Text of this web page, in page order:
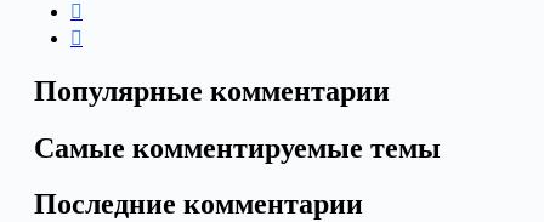
Популярные комментарии
Самые комментируемые темы
Последние комментарии